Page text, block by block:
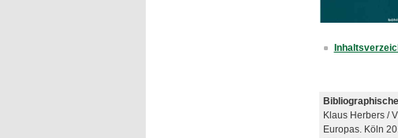
Klaus Herbers /
Europas. Köln